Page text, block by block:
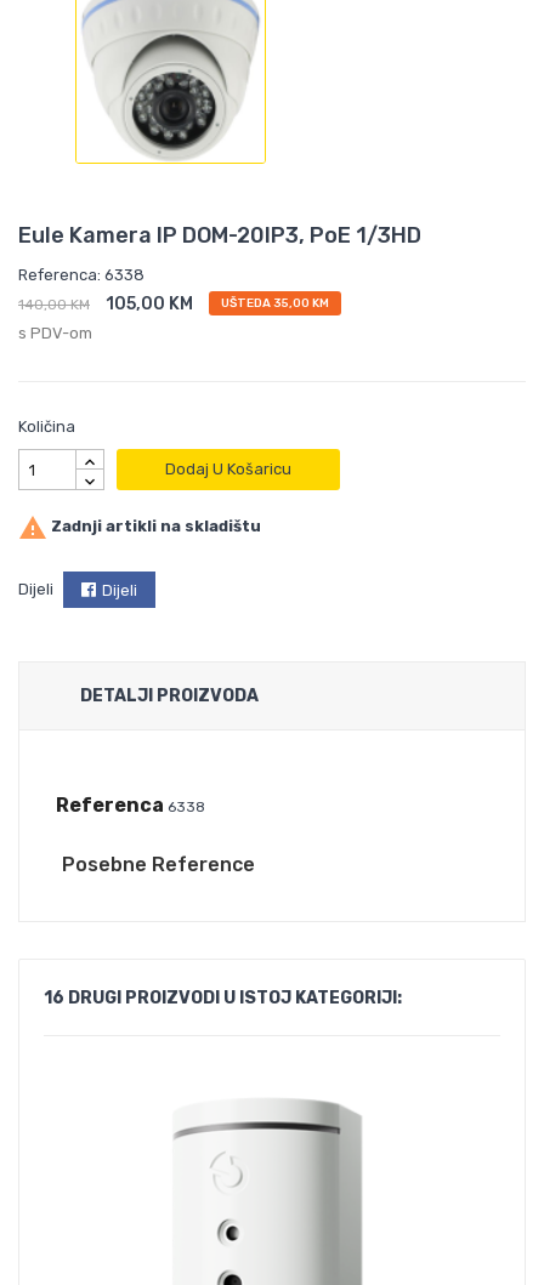
Eule Kamera IP DOM-20IP3, PoE 1/3HD
Referenca: 6338
140,00 KM 105,00 KM UŠTEDA 35,00 KM
s PDV-om
Količina
Dodaj U Košaricu
 Zadnji artikli na skladištu
Dijeli Dijeli
DETALJI PROIZVODA
Referenca 6338
Posebne Reference
16 DRUGI PROIZVODI U ISTOJ KATEGORIJI: